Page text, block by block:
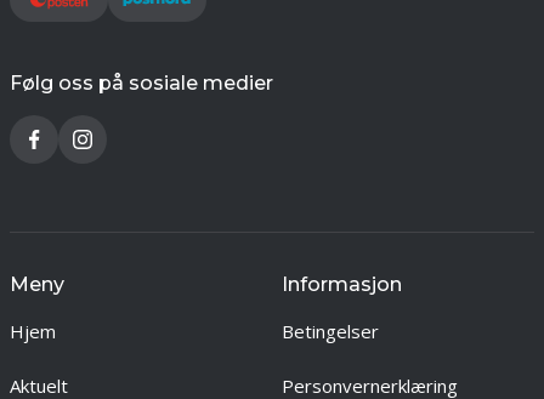
Følg oss på sosiale medier
Meny
Hjem
Aktuelt
Informasjon
Betingelser
Personvernerklæring